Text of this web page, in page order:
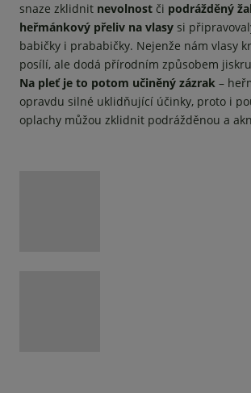
snaze zklidnit nevolnost či podrážděný
heřmánkový přeliv na vlasy si
babičky i prababičky. Nejenže nám vlasy
posílí, ale dodá přírodním způsobem
Na pleť je to potom učiněný zázrak –
opravdu silné uklidňující účinky, proto i
oplachy můžou zklidnit podrážděnou a